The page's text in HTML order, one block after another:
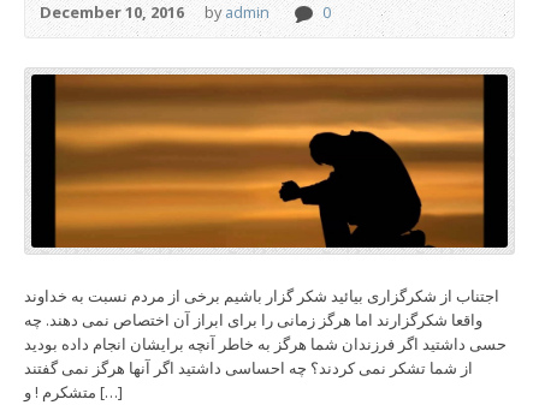
December 10, 2016 byadmin 0
اجتناب از شکرگزاری بیائید شکر گزار باشیم برخی از مردم نسبت به خداوند
واقعا شکرگزارند اما هرگز زمانی را برای ابراز آن اختصاص نمی دهند. چه
حسی داشتید اگر فرزندان شما هرگز به خاطر آنچه برایشان انجام داده بودید
از شما تشکر نمی کردند؟ چه احساسی داشتید اگر آنها هرگز نمی گفتند
متشکرم ! و […]